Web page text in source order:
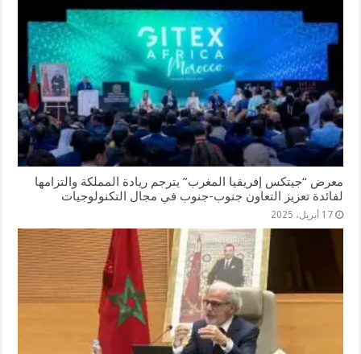
معرض “جيتكس إفريقيا المغرب” يترجم ريادة المملكة والتزامها
لفائدة تعزيز التعاون جنوب-جنوب في مجال التكنولوجيات
17 أبريل، 2025